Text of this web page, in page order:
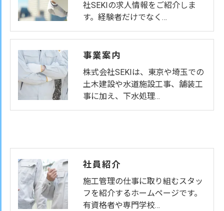
社SEKIの求人情報をご紹介しま
す。経験者だけでなく…
事業案内
株式会社SEKIは、東京や埼玉での
土木建設や水道施設工事、舗装工
事に加え、下水処理…
社員紹介
施工管理の仕事に取り組むスタッ
フを紹介するホームページです。
有資格者や専門学校…